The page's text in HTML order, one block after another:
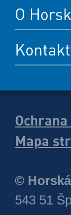
O
Mapa
©
543 51